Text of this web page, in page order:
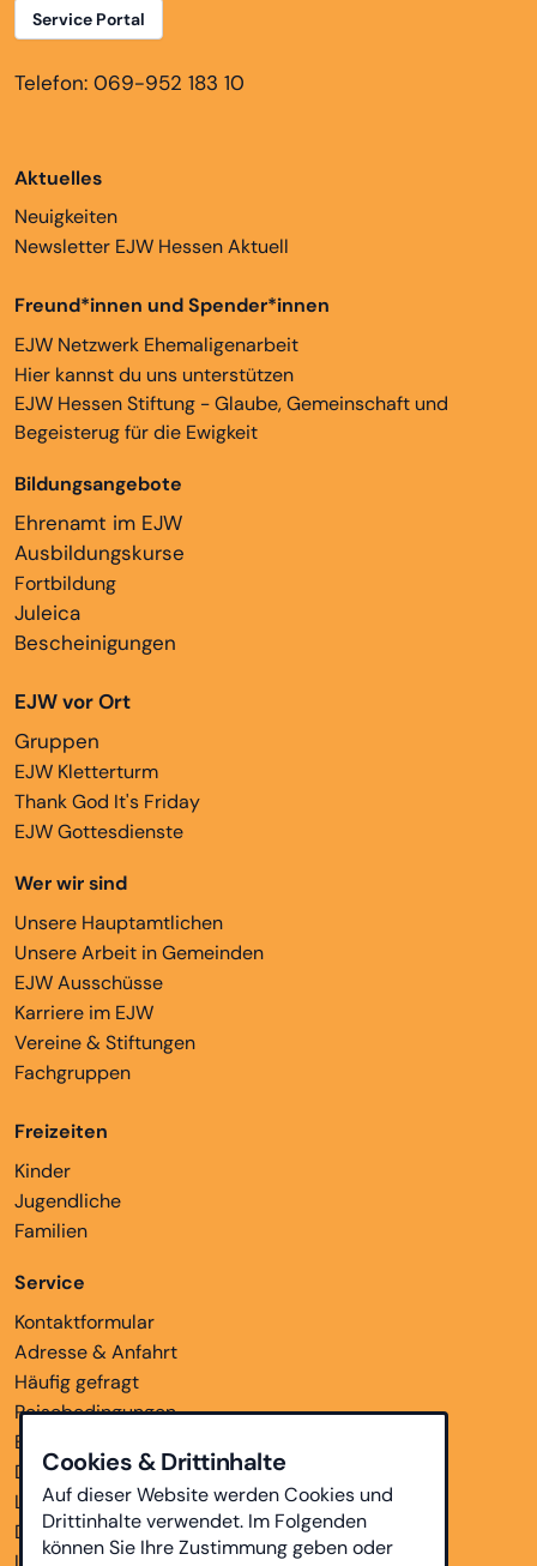
Service Portal
Telefon: 069-952 183 10
Aktuelles
Neuigkeiten
Newsletter EJW Hessen Aktuell
Freund*innen und Spender*innen
EJW Netzwerk Ehemaligenarbeit
Hier kannst du uns unterstützen
EJW Hessen Stiftung - Glaube, Gemeinschaft und
Begeisterug für die Ewigkeit
Bildungsangebote
Ehrenamt im EJW
Ausbildungskurse
Fortbildung
Juleica
Bescheinigungen
EJW vor Ort
Gruppen
EJW Kletterturm
Thank God It's Friday
EJW Gottesdienste
Wer wir sind
Unsere Hauptamtlichen
Unsere Arbeit in Gemeinden
EJW Ausschüsse
Karriere im EJW
Vereine & Stiftungen
Fachgruppen
Freizeiten
Kinder
Jugendliche
Familien
Service
Kontaktformular
Adresse & Anfahrt
Häufig gefragt
Reisebedingungen
Bankverbindungen
Downloads
Links
Datenschutz
Cookies & Drittinhalte
Auf dieser Website werden Cookies und
Drittinhalte verwendet. Im Folgenden
können Sie Ihre Zustimmung geben oder